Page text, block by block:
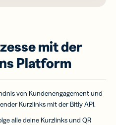
mit der
Platform
von Kundenengagement und
Kurzlinks mit der Bitly API.
alle deine Kurzlinks und QR